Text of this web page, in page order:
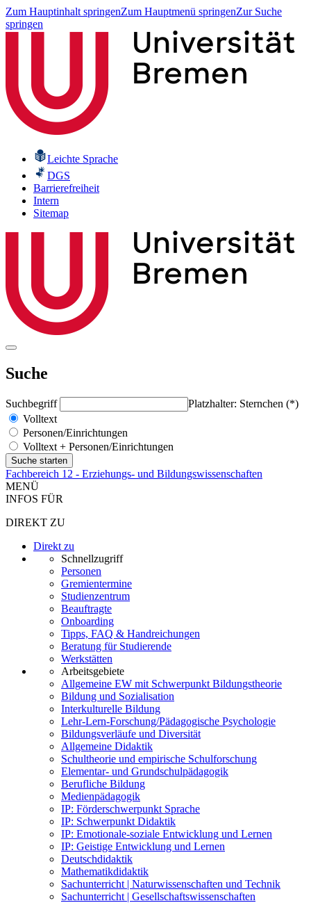
Zum Hauptinhalt springenZum Hauptmenü springenZur Suche
springen
Leichte Sprache
DGS
Barrierefreiheit
Intern
Sitemap
Suche
Suchbegriff
Platzhalter: Sternchen (*)
Volltext
Personen/Einrichtungen
Volltext + Personen/Einrichtungen
Fachbereich 12 - Erziehungs- und Bildungswissenschaften
MENÜ
INFOS FÜR
DIREKT ZU
Direkt zu
Schnellzugriff
Personen
Gremientermine
Studienzentrum
Beauftragte
Onboarding
Tipps, FAQ & Handreichungen
Beratung für Studierende
Werkstätten
Arbeitsgebiete
Allgemeine EW mit Schwerpunkt Bildungstheorie
Bildung und Sozialisation
Interkulturelle Bildung
Lehr-Lern-Forschung/Pädagogische Psychologie
Bildungsverläufe und Diversität
Allgemeine Didaktik
Schultheorie und empirische Schulforschung
Elementar- und Grundschulpädagogik
Berufliche Bildung
Medienpädagogik
IP: Förderschwerpunkt Sprache
IP: Schwerpunkt Didaktik
IP: Emotionale-soziale Entwicklung und Lernen
IP: Geistige Entwicklung und Lernen
Deutschdidaktik
Mathematikdidaktik
Sachunterricht | Naturwissenschaften und Technik
Sachunterricht | Gesellschaftswissenschaften